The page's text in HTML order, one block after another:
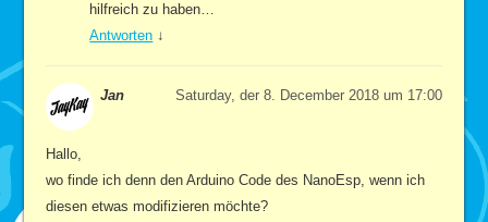
hilfreich zu haben…
Antworten ↓
Jan Saturday, der 8. December 2018 um 17:00
Hallo,
wo finde ich denn den Arduino Code des NanoEsp, wenn ich
diesen etwas modifizieren möchte?